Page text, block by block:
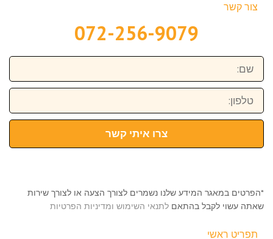
צור קשר
072-256-9079
שם:
טלפון:
צרו איתי קשר
*הפרטים במאגר המידע שלנו נשמרים לצורך הצעה או לצורך שירות
שאתה עשוי לקבל בהתאם לתנאי השימוש ומדיניות הפרטיות
תפריט ראשי